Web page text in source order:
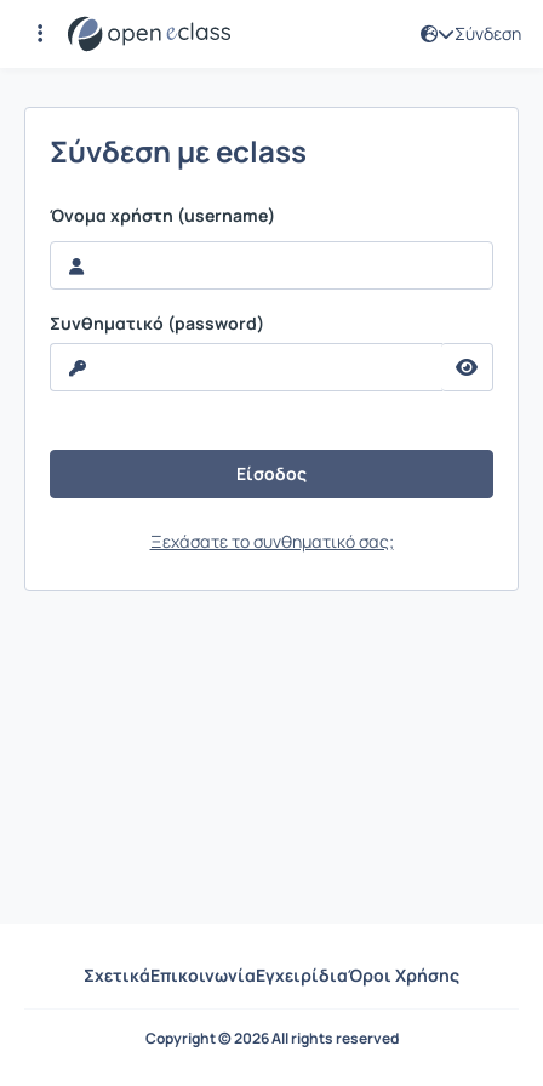
Σύνδεση
Σύνδεση
Σύνδεση με eclass
Όνομα χρήστη (username)
Συνθηματικό (password)
Ξεχάσατε το συνθηματικό σας;
ΣχετικάΕπικοινωνίαΕγχειρίδιαΌροι Χρήσης
Copyright © 2026 All rights reserved